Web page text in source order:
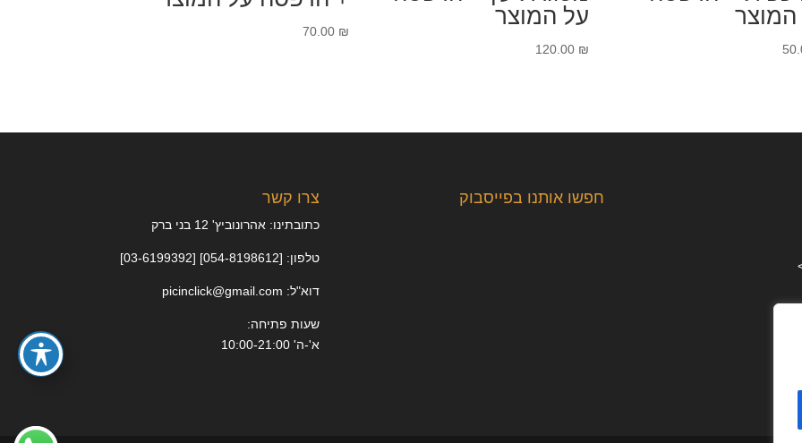
על המוצר
120.00 ₪
70.00 ₪
צרו קשר
כתובתינו: אהרונוביץ' 12 בני ברק
טלפון: [054-8198612] [03-6199392]
דוא"ל: picinclick@gmail.com
שעות פתיחה:
א'-ה' 10:00-21:00
חפשו אותנו בפייסבוק